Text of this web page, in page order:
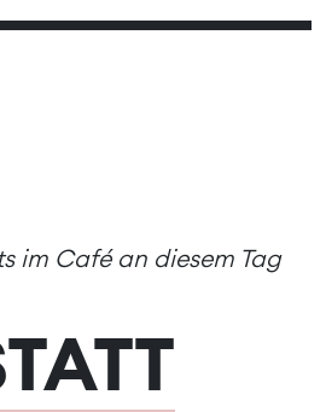
im Café an diesem Tag